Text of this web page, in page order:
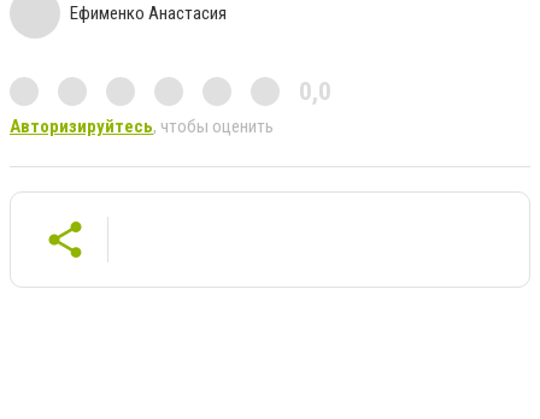
Ефименко Анастасия
0,0
Авторизируйтесь, чтобы оценить